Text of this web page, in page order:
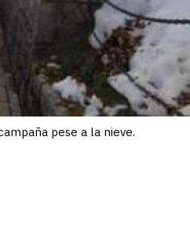
pese a la nieve.